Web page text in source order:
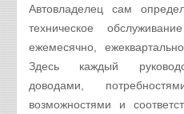
Автовладелец сам
техническое
ежемесячно,
Здесь каждый
доводами,
возможностями и